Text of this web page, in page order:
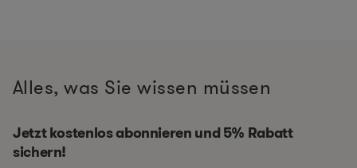
Alles, was Sie wissen müssen
Jetzt kostenlos abonnieren und 5% Rabatt
sichern!